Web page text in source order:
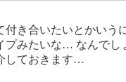
付き合いたいとかいう
プみたいな… なんで
しておきます…